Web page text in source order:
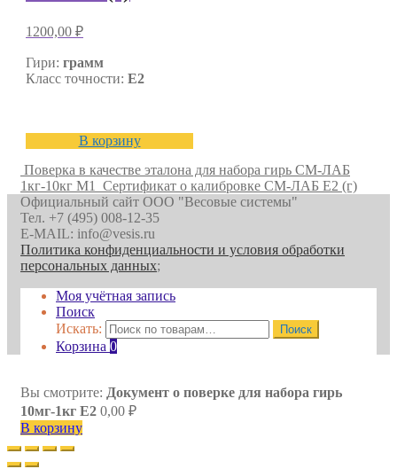
1200,00 ₽
Гири: грамм
Класс точности: E2
В корзину
Поверка в качестве эталона для набора гирь СМ-ЛАБ
1кг-10кг M1
Сертификат о калибровке СМ-ЛАБ E2 (г)
Официальный сайт ООО "Весовые системы"
Тел. +7 (495) 008-12-35
E-MAIL: info@vesis.ru
Политика конфиденциальности и условия обработки
персональных данных;
Моя учётная запись
Поиск
Искать:
Поиск
Корзина 0
Вы смотрите: Документ о поверке для набора гирь
10мг-1кг E2 0,00 ₽
В корзину